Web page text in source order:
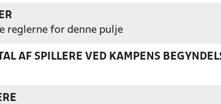
reglerne for denne pulje
AF SPILLERE VED KAMPENS